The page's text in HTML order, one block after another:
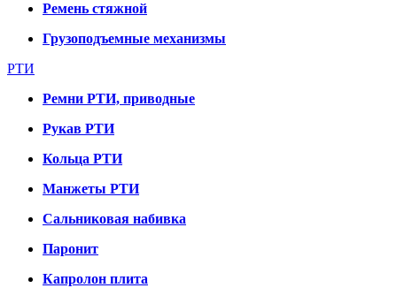
Ремень стяжной
Грузоподъемные механизмы
РТИ
Ремни РТИ, приводные
Рукав РТИ
Кольца РТИ
Манжеты РТИ
Сальниковая набивка
Паронит
Капролон плита